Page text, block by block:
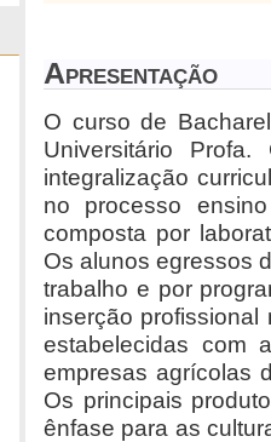
Apresentação
O curso de
Universitário
integralização
no processo
composta por
Os alunos egressos
trabalho e por
inserção
estabelecidas com
empresas agrícolas
Os principais
ênfase para as